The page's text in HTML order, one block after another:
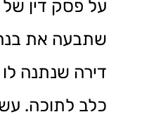
על פסק דין
שתבעה את
דירה שנתנה
כלב לתוכה.